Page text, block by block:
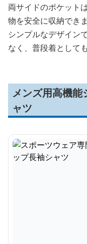
両サイドのポケット
物を安全に収納できま
シンプルなデザイン
なく、普段着として
メンズ用高機能
ャツ